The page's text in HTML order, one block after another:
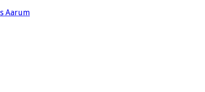
Aarum